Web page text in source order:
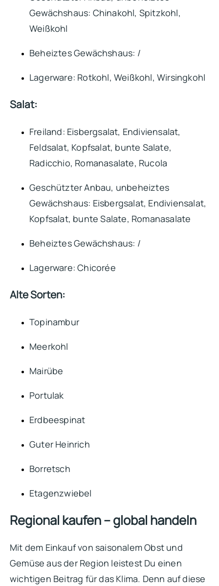
Gewächshaus: Chinakohl, Spitzkohl,
Weißkohl
Beheiztes Gewächshaus: /
Lagerware: Rotkohl, Weißkohl, Wirsingkohl
Salat:
Freiland: Eisbergsalat, Endiviensalat,
Feldsalat, Kopfsalat, bunte Salate,
Radicchio, Romanasalate, Rucola
Geschützter Anbau, unbeheiztes
Gewächshaus: Eisbergsalat, Endiviensalat,
Kopfsalat, bunte Salate, Romanasalate
Beheiztes Gewächshaus: /
Lagerware: Chicorée
Alte Sorten:
Topinambur
Meerkohl
Mairübe
Portulak
Erdbeespinat
Guter Heinrich
Borretsch
Etagenzwiebel
Regional kaufen – global handeln
Mit dem Einkauf von saisonalem Obst und
Gemüse aus der Region leistest Du einen
wichtigen Beitrag für das Klima. Denn auf diese